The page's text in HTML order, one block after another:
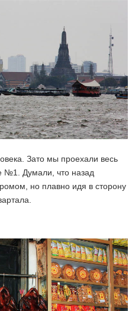
Зато мы проехали весь
№1. Думали, что назад
но плавно идя в сторону